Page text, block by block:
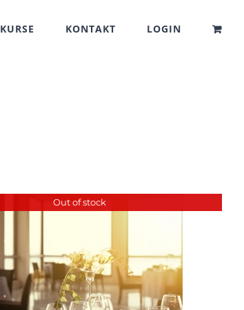
KURSE KONTAKT LOGIN
Out of stock